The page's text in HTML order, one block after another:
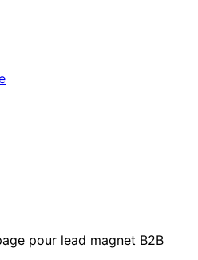
pour lead magnet B2B